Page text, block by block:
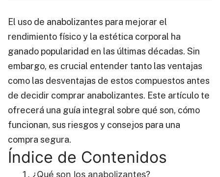
El uso de anabolizantes para mejorar el
rendimiento físico y la estética corporal ha
ganado popularidad en las últimas décadas. Sin
embargo, es crucial entender tanto las ventajas
como las desventajas de estos compuestos antes
de decidir comprar anabolizantes. Este artículo te
ofrecerá una guía integral sobre qué son, cómo
funcionan, sus riesgos y consejos para una
compra segura.
Índice de Contenidos
¿Qué son los anabolizantes?